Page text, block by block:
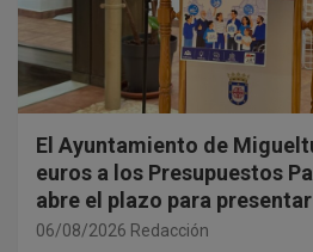
El Ayuntamiento de
euros a los Presupuestos
abre el plazo para
06/08/2026 Redacción